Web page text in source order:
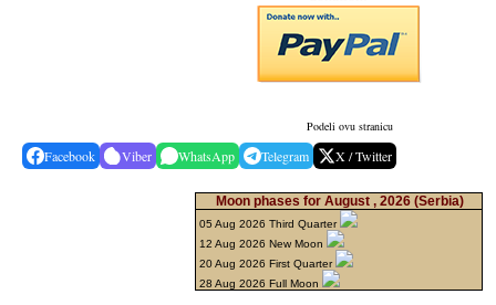
Podeli ovu stranicu
Facebook Viber WhatsApp Telegram X / Twitter
Moon phases for August , 2026 (Serbia)
05 Aug 2026 Third Quarter
12 Aug 2026 New Moon
20 Aug 2026 First Quarter
28 Aug 2026 Full Moon